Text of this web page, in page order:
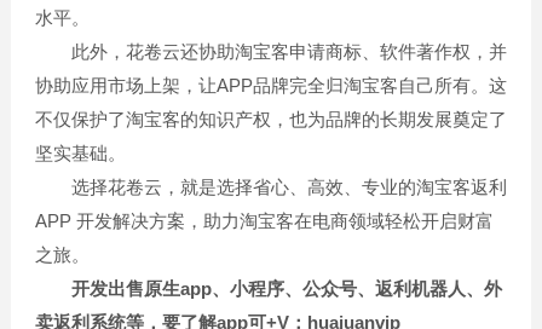
水平。
此外，花卷云还协助淘宝客申请商标、软件著作权，并
协助应用市场上架，让APP品牌完全归淘宝客自己所有。这
不仅保护了淘宝客的知识产权，也为品牌的长期发展奠定了
坚实基础。
选择花卷云，就是选择省心、高效、专业的淘宝客返利
APP 开发解决方案，助力淘宝客在电商领域轻松开启财富
之旅。
开发出售原生app、小程序、公众号、返利机器人、外
卖返利系统等，要了解app可+V：huajuanvip